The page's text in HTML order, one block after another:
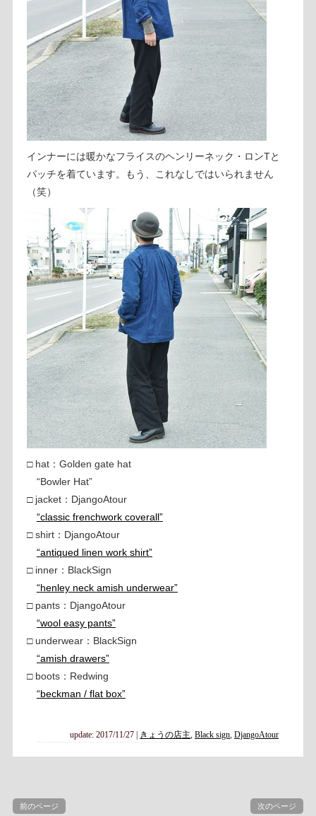
インナーには暖かなフライスのヘンリーネック・ロンTと
パッチを着ています。もう、これなしではいられません
（笑）
□ hat：Golden gate hat
“Bowler Hat”
□ jacket：DjangoAtour
“classic frenchwork coverall”
□ shirt：DjangoAtour
“antiqued linen work shirt”
□ inner：BlackSign
“henley neck amish underwear”
□ pants：DjangoAtour
“wool easy pants”
□ underwear：BlackSign
“amish drawers”
□ boots：Redwing
“beckman / flat box”
update: 2017/11/27 | きょうの店主 ,Black sign ,DjangoAtour
前のページ 次のページ